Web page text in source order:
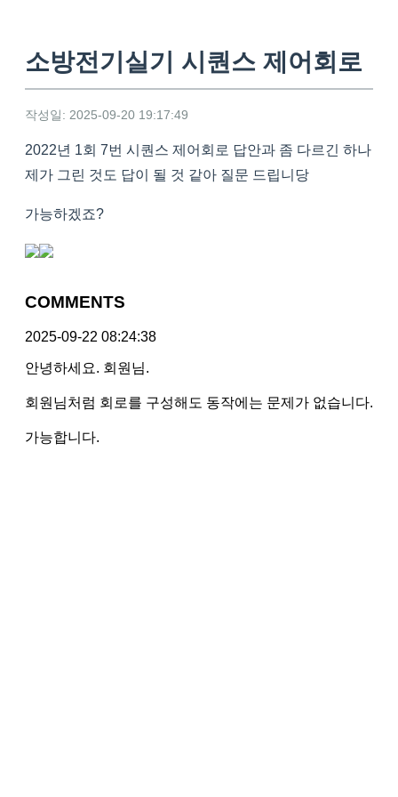
소방전기실기 시퀀스 제어회로
작성일: 2025-09-20 19:17:49
2022년 1회 7번 시퀀스 제어회로 답안과 좀 다르긴 하나
제가 그린 것도 답이 될 것 같아 질문 드립니당
가능하겠죠?
COMMENTS
2025-09-22 08:24:38
안녕하세요. 회원님.
회원님처럼 회로를 구성해도 동작에는 문제가 없습니다.
가능합니다.